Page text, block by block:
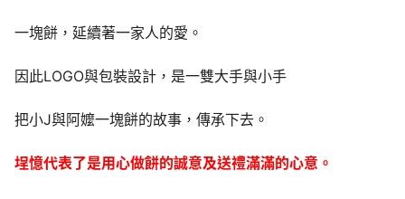
一塊餅，延續著一家人的愛。
因此LOGO與包裝設計，是一雙大手與小手
把小J與阿嬤一塊餅的故事，傳承下去。
埕憶代表了是用心做餅的誠意及送禮滿滿的心意。